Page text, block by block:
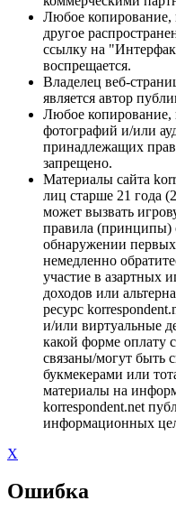
Любое копирование,
другое
ссылку на
воспрещается.
Владелец веб-
является автор
Любое копирование,
фотографий и/или
принадлежащих
запрещено.
Материалы сайта
лиц старше 21 года
может вызвать
правила (принципы)
обнаружении
немедленно
участие в азартных
доходов или
ресурс
и/или виртуальные
какой форме оплату
связаны/могут быть
букмекерами или
материалы на
korrespondent.net
информационных
X
Ошибка